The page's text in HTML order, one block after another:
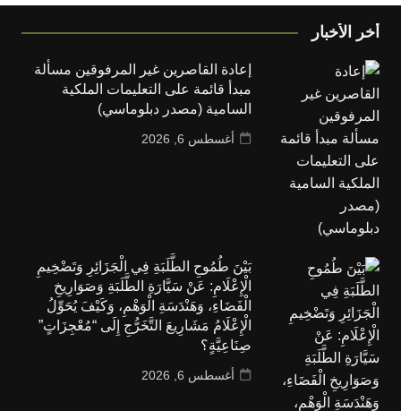
أخر الأخبار
إعادة القاصرين غير المرفوقين مسألة
مبدأ قائمة على التعليمات الملكية
السامية (مصدر دبلوماسي)
أغسطس 6, 2026
بَيْنَ طُمُوحِ الطَّلَبَةِ فِي الْجَزَائِرِ وَتَضْخِيمِ
الْإِعْلَامِ: عَنْ سَيَّارَةِ الطَّلَبَةِ وَصَوَارِيخِ
الْفَضَاءِ، وَهَنْدَسَةِ الْوَهْمِ، وَكَيْفَ يُحَوِّلُ
الْإِعْلَامُ مَشَارِيعَ التَّخَرُّجِ إِلَى “مُعْجِزَاتٍ”
صِنَاعِيَّةٍ؟
أغسطس 6, 2026